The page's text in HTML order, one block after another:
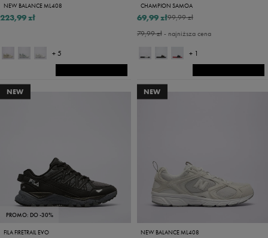
NEW BALANCE ML408
223,99 zł
+ 5
CHAMPION SAMOA
99,99 zł
69,99 zł
79,99 zł- najniższa cena
+ 1
NEW
PROMO: DO -30%
FILA FIRETRAIL EVO
NEW
NEW BALANCE ML408